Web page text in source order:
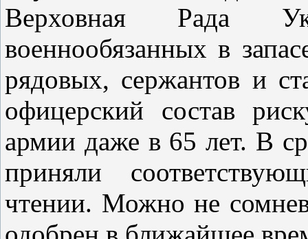
Верховная Рада
военнообязанных в
рядовых, сержантов и
офицерский состав
армии даже в 65 лет. В
приняли
чтении. Можно не